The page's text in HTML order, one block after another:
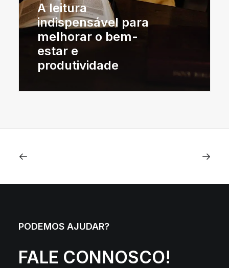
A leitura
indispensável para
melhorar o bem-
estar e
produtividade
PODEMOS AJUDAR?
FALE CONNOSCO!